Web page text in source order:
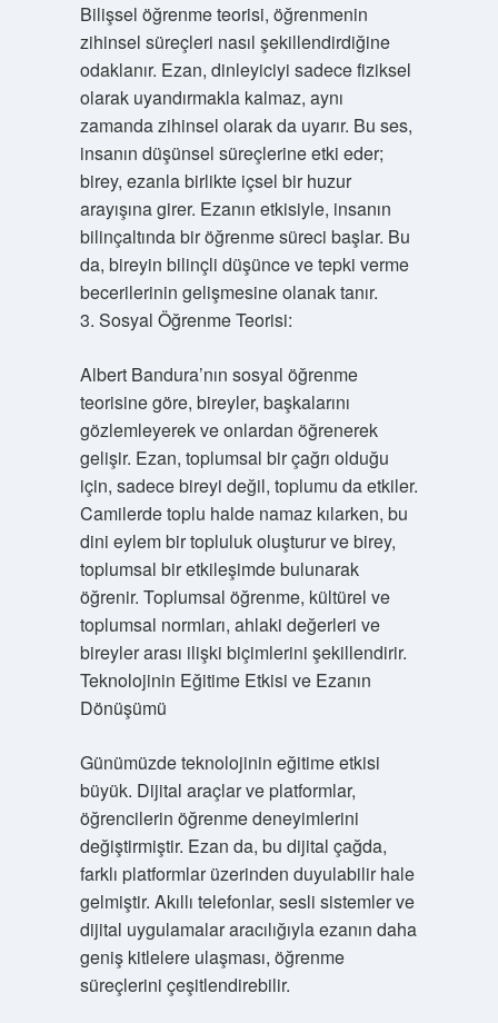
Bilişsel öğrenme teorisi, öğrenmenin
zihinsel süreçleri nasıl şekillendirdiğine
odaklanır. Ezan, dinleyiciyi sadece fiziksel
olarak uyandırmakla kalmaz, aynı
zamanda zihinsel olarak da uyarır. Bu ses,
insanın düşünsel süreçlerine etki eder;
birey, ezanla birlikte içsel bir huzur
arayışına girer. Ezanın etkisiyle, insanın
bilinçaltında bir öğrenme süreci başlar. Bu
da, bireyin bilinçli düşünce ve tepki verme
becerilerinin gelişmesine olanak tanır.
3. Sosyal Öğrenme Teorisi:
Albert Bandura’nın sosyal öğrenme
teorisine göre, bireyler, başkalarını
gözlemleyerek ve onlardan öğrenerek
gelişir. Ezan, toplumsal bir çağrı olduğu
için, sadece bireyi değil, toplumu da etkiler.
Camilerde toplu halde namaz kılarken, bu
dini eylem bir topluluk oluşturur ve birey,
toplumsal bir etkileşimde bulunarak
öğrenir. Toplumsal öğrenme, kültürel ve
toplumsal normları, ahlaki değerleri ve
bireyler arası ilişki biçimlerini şekillendirir.
Teknolojinin Eğitime Etkisi ve Ezanın
Dönüşümü
Günümüzde teknolojinin eğitime etkisi
büyük. Dijital araçlar ve platformlar,
öğrencilerin öğrenme deneyimlerini
değiştirmiştir. Ezan da, bu dijital çağda,
farklı platformlar üzerinden duyulabilir hale
gelmiştir. Akıllı telefonlar, sesli sistemler ve
dijital uygulamalar aracılığıyla ezanın daha
geniş kitlelere ulaşması, öğrenme
süreçlerini çeşitlendirebilir.